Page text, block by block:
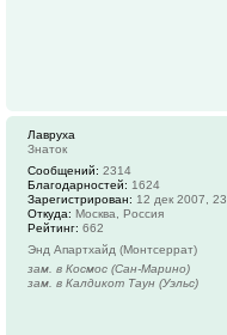
Лавруха
Знаток
Сообщений: 2314
Благодарностей: 1624
Зарегистрирован: 12 дек 2007,
Откуда: Москва, Россия
Рейтинг: 662
Энд Апартхайд (Монтсеррат)
зам. в Космос (Сан-Марино)
зам. в Калдикот Таун (Уэльс)